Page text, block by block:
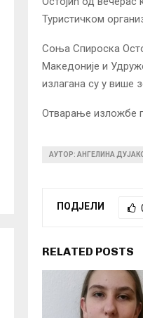
Туристичком
Соња Спироскa
Македоније и
излагана су у више
Отварање изложбе
АУТОР: АНГЕЛИНА
ПОДЈЕЛИ
RELATED POSTS